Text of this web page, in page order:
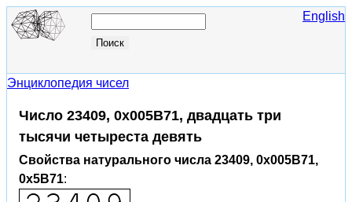
English
Энциклопедия чисел
Число 23409, 0x005B71, двадцать три
тысячи четыреста девять
Свойства натурального числа 23409, 0x005B71,
0x5B71: